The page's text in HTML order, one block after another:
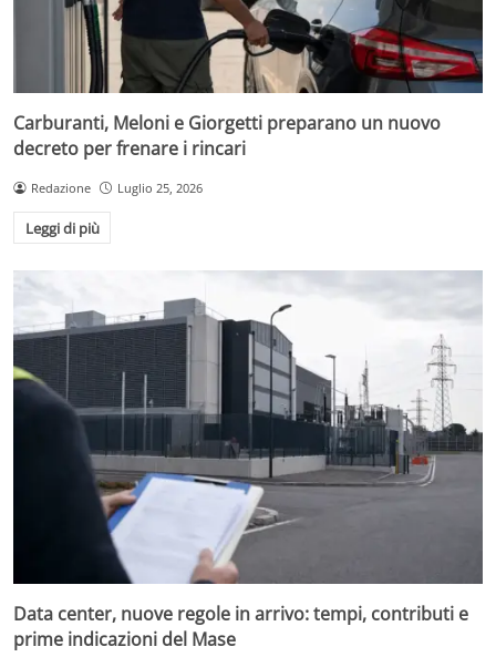
Carburanti, Meloni e Giorgetti preparano un nuovo
decreto per frenare i rincari
Redazione Luglio 25, 2026
Leggi di più
Data center, nuove regole in arrivo: tempi, contributi e
prime indicazioni del Mase